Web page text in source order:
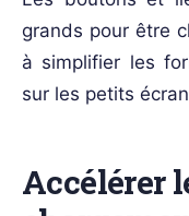
grands pour être
à simplifier les
sur les petits
Accélérer